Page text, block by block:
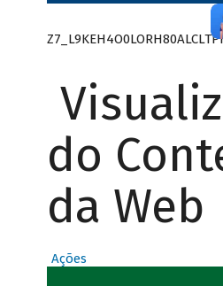
do
da Web
Ações